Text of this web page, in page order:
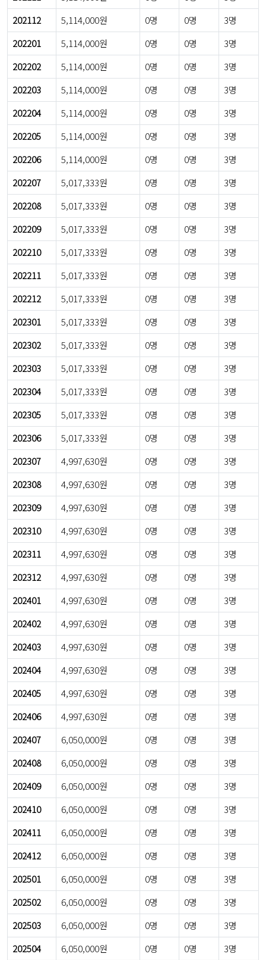
202112
5,114,000원 0명 0명
3명
202201
5,114,000원 0명 0명
3명
202202
5,114,000원 0명 0명
3명
202203
5,114,000원 0명 0명
3명
202204
5,114,000원 0명 0명
3명
202205
5,114,000원 0명 0명
3명
202206
5,114,000원 0명 0명
3명
202207
5,017,333원 0명 0명
3명
202208
5,017,333원 0명 0명
3명
202209
5,017,333원 0명 0명
3명
202210
5,017,333원 0명 0명
3명
202211
5,017,333원 0명 0명
3명
202212
5,017,333원 0명 0명
3명
202301
5,017,333원 0명 0명
3명
202302
5,017,333원 0명 0명
3명
202303
5,017,333원 0명 0명
3명
202304
5,017,333원 0명 0명
3명
202305
5,017,333원 0명 0명
3명
202306
5,017,333원 0명 0명
3명
202307
4,997,630원 0명 0명
3명
202308
4,997,630원 0명 0명
3명
202309
4,997,630원 0명 0명
3명
202310
4,997,630원 0명 0명
3명
202311
4,997,630원 0명 0명
3명
202312
4,997,630원 0명 0명
3명
202401
4,997,630원 0명 0명
3명
202402
4,997,630원 0명 0명
3명
202403
4,997,630원 0명 0명
3명
202404
4,997,630원 0명 0명
3명
202405
4,997,630원 0명 0명
3명
202406
4,997,630원 0명 0명
3명
202407
6,050,000원 0명 0명
3명
202408
6,050,000원 0명 0명
3명
202409
6,050,000원 0명 0명
3명
202410
6,050,000원 0명 0명
3명
202411
6,050,000원 0명 0명
3명
202412
6,050,000원 0명 0명
3명
202501
6,050,000원 0명 0명
3명
202502
6,050,000원 0명 0명
3명
202503
6,050,000원 0명 0명
3명
202504
6,050,000원 0명 0명
3명